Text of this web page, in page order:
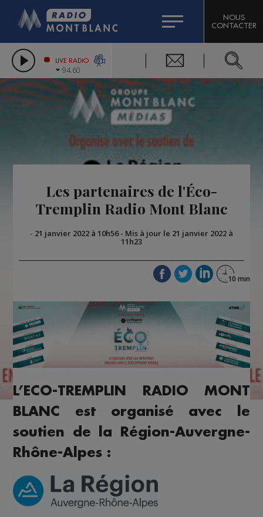
LES CHRONIQUES DE L'EXPERT
CITIZEN MACHINERY
GRAND MASSIF DOMAINES SKIABLES
BIGARD
COMPAGNIE DU MONT-BLANC
NOUS
CONTACTER
LIVE RADIO
94.60
Les partenaires de l'Éco-
Tremplin Radio Mont Blanc
- 21 janvier 2022 à 10h56- Mis à jour le 21 janvier 2022 à
11h23
L’ECO-TREMPLIN RADIO MONT
BLANC est organisé avec le
soutien de la Région-Auvergne-
Rhône-Alpes :